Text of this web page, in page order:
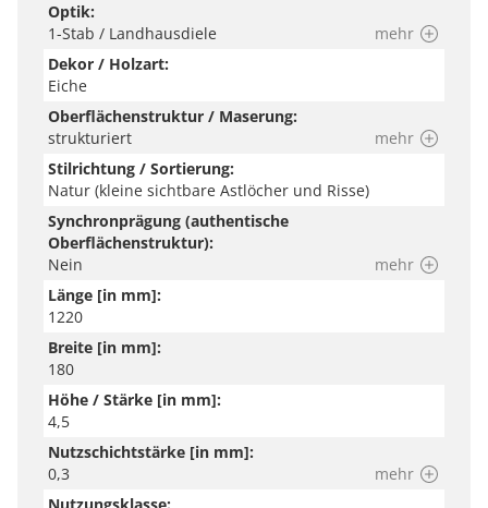
Optik:
1-Stab / Landhausdiele
mehr
Dekor / Holzart:
Eiche
Oberflächenstruktur / Maserung:
strukturiert
mehr
Stilrichtung / Sortierung:
Natur (kleine sichtbare Astlöcher und Risse)
Synchronprägung (authentische
Oberflächenstruktur):
Nein
mehr
Länge [in mm]:
1220
Breite [in mm]:
180
Höhe / Stärke [in mm]:
4,5
Nutzschichtstärke [in mm]:
0,3
mehr